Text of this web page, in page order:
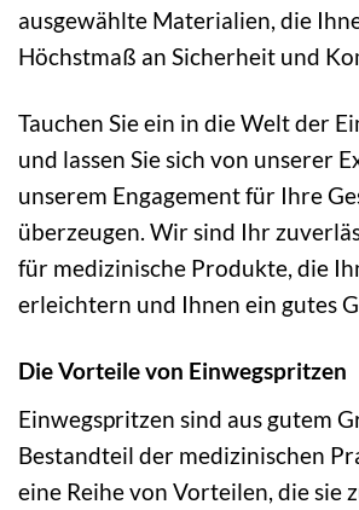
ausgewählte Materialien, die
Höchstmaß an Sicherheit und
Tauchen Sie ein in die Welt der
und lassen Sie sich von unserer
unserem Engagement für Ihre
überzeugen. Wir sind Ihr
für medizinische Produkte, die
erleichtern und Ihnen ein gutes
Die Vorteile von Einwegspritzen
Einwegspritzen sind aus gutem
Bestandteil der medizinischen
eine Reihe von Vorteilen, die sie